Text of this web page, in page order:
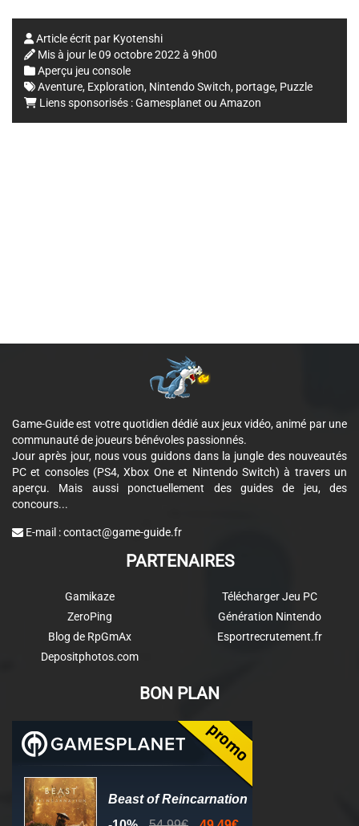
Article écrit par Kyotenshi
Mis à jour le09 octobre 2022 à 9h00
Aperçu jeu console
Aventure, Exploration, Nintendo Switch, portage, Puzzle
Liens sponsorisés :Gamesplanet ou Amazon
Game-Guide est votre quotidien dédié aux jeux vidéo, animé par une
communauté de joueurs bénévoles passionnés.
Jour après jour, nous vous guidons dans la jungle des nouveautés
PC et consoles (PS4, Xbox One et Nintendo Switch) à travers un
aperçu. Mais aussi ponctuellement des guides de jeu, des
concours...
E-mail :contact@game-guide.fr
PARTENAIRES
Gamikaze
ZeroPing
Blog de RpGmAx
Depositphotos.com
Télécharger Jeu PC
Génération Nintendo
Esportrecrutement.fr
BON PLAN